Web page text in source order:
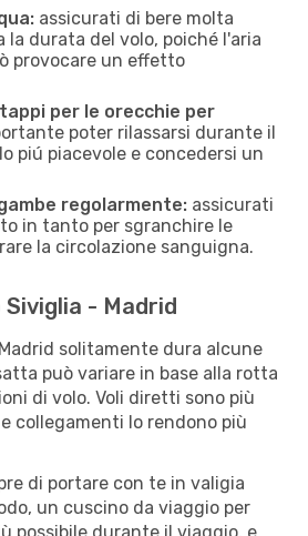
assicurati di bere molta
durata del volo, poiché l'aria
provocare un effetto
per le orecchie per
poter rilassarsi durante il
piú piacevole e concedersi un
regolarmente: assicurati
in tanto per sgranchire le
la circolazione sanguigna.
- Madrid
solitamente dura alcune
può variare in base alla rotta
di volo. Voli diretti sono più
collegamenti lo rendono più
di portare con te in valigia
un cuscino da viaggio per